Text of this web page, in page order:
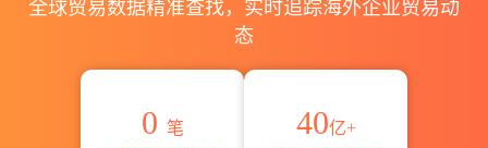
全球贸易数据精准查找，实时追踪海外企业贸易动
态
0 笔
40亿+